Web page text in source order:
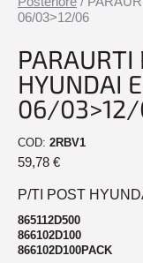
06/03>12/06
PARAURTI
HYUNDAI
06/
COD: 2RBV1
59,78 €
P/TI POST
865112D500
866102D100
866102D100PACK